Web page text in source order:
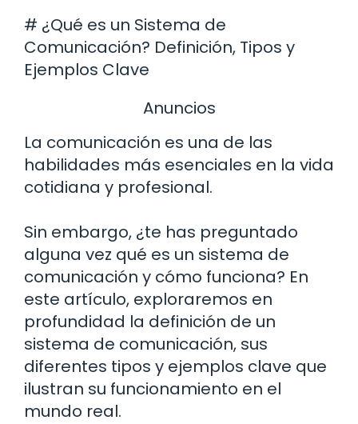
# ¿Qué es un Sistema de
Comunicación? Definición, Tipos y
Ejemplos Clave
Anuncios
La comunicación es una de las
habilidades más esenciales en la vida
cotidiana y profesional.
Sin embargo, ¿te has preguntado
alguna vez qué es un sistema de
comunicación y cómo funciona? En
este artículo, exploraremos en
profundidad la definición de un
sistema de comunicación, sus
diferentes tipos y ejemplos clave que
ilustran su funcionamiento en el
mundo real.